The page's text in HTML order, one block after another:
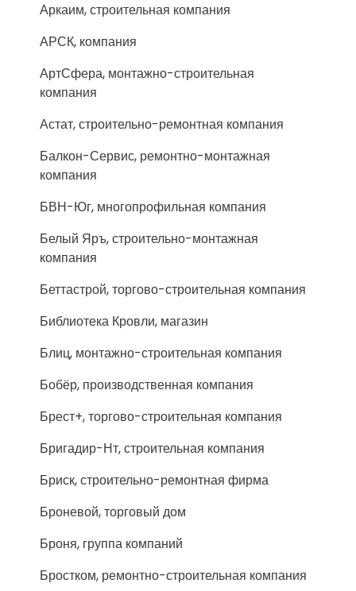
Аркаим, строительная компания
АРСК, компания
АртСфера, монтажно-строительная
компания
Астат, строительно-ремонтная компания
Балкон-Сервис, ремонтно-монтажная
компания
БВН-Юг, многопрофильная компания
Белый Яръ, строительно-монтажная
компания
Беттастрой, торгово-строительная компания
Библиотека Кровли, магазин
Блиц, монтажно-строительная компания
Бобёр, производственная компания
Брест+, торгово-строительная компания
Бригадир-Нт, строительная компания
Бриск, строительно-ремонтная фирма
Броневой, торговый дом
Броня, группа компаний
Бростком, ремонтно-строительная компания